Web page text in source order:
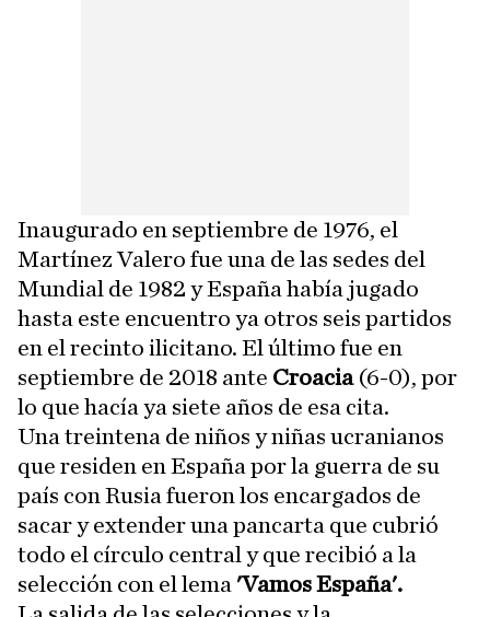
Inaugurado en septiembre de 1976, el
Martínez Valero fue una de las sedes del
Mundial de 1982 y España había jugado
hasta este encuentro ya otros seis partidos
en el recinto ilicitano. El último fue en
septiembre de 2018 ante Croacia (6-0), por
lo que hacía ya siete años de esa cita.
Una treintena de niños y niñas ucranianos
que residen en España por la guerra de su
país con Rusia fueron los encargados de
sacar y extender una pancarta que cubrió
todo el círculo central y que recibió a la
selección con el lema 'Vamos España'.